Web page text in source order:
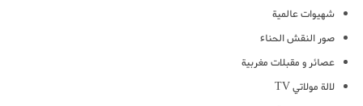
شهيوات عالمية
صور النقش الحناء
عصائر و مقبلات مغربية
لالة مولاتي TV